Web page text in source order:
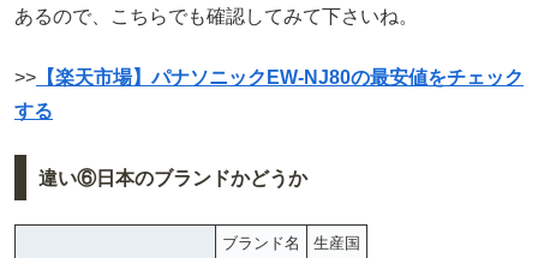
あるので、こちらでも確認してみて下さいね。
>> 【楽天市場】パナソニックEW-NJ80の最安値をチェック
する
違い⑥日本のブランドかどうか
ブランド名
生産国